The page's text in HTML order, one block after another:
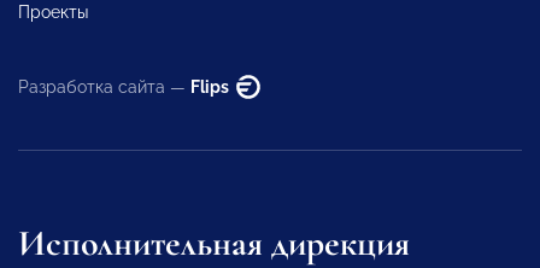
Проекты
Разработка сайта — Flips
Исполнительная дирекция